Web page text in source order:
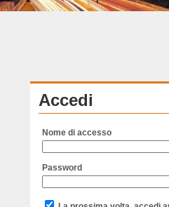
Accedi
Nome di accesso
Password